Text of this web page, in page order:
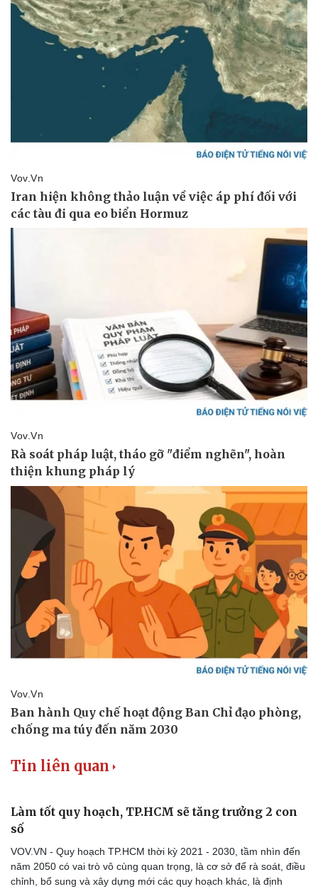
Săn Tour
check-in
Đọc truyện đêm khuya
Kể chuyện cho bé
Hạt giống tâm hồn
Tin liên quan
Làm tốt quy hoạch, TP.HCM sẽ tăng trưởng 2 con
số
VOV.VN - Quy hoạch TP.HCM thời kỳ 2021 - 2030, tầm nhìn đến
năm 2050 có vai trò vô cùng quan trọng, là cơ sở để rà soát, điều
chỉnh, bổ sung và xây dựng mới các quy hoạch khác, là định